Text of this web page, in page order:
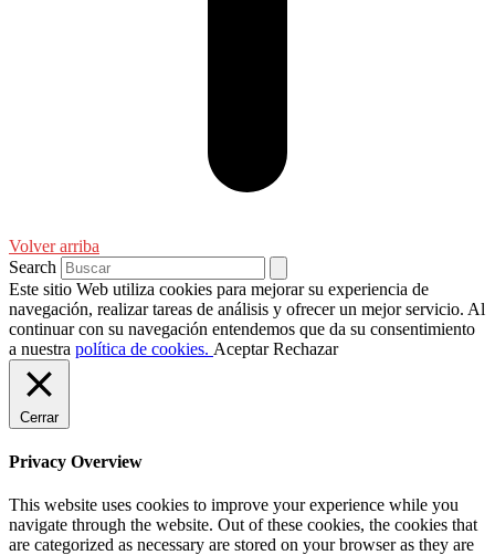
Volver arriba
Search
Este sitio Web utiliza cookies para mejorar su experiencia de
navegación, realizar tareas de análisis y ofrecer un mejor servicio. Al
continuar con su navegación entendemos que da su consentimiento
a nuestra política de cookies. Aceptar Rechazar
Cerrar
Privacy Overview
This website uses cookies to improve your experience while you
navigate through the website. Out of these cookies, the cookies that
are categorized as necessary are stored on your browser as they are